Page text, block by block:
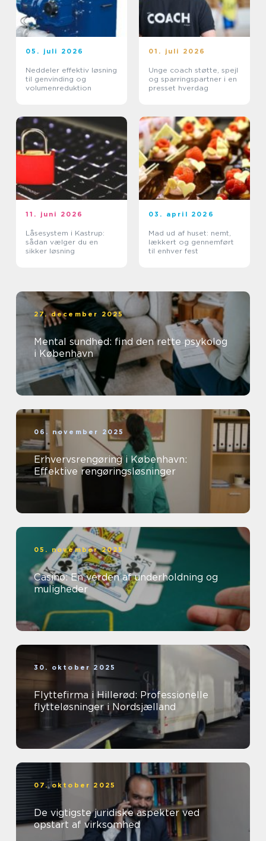
05. juli 2026
Neddeler effektiv løsning
til genvinding og
volumenreduktion
01. juli 2026
Unge coach støtte, spejl
og sparringspartner i en
presset hverdag
11. juni 2026
Låsesystem i Kastrup:
sådan vælger du en
sikker løsning
03. april 2026
Mad ud af huset: nemt,
lækkert og gennemført
til enhver fest
27. december 2025
Mental sundhed: find den rette psykolog
i København
06. november 2025
Erhvervsrengøring i København:
Effektive rengøringsløsninger
05. november 2025
Casino: En verden af underholdning og
muligheder
30. oktober 2025
Flyttefirma i Hillerød: Professionelle
flytteløsninger i Nordsjælland
07. oktober 2025
De vigtigste juridiske aspekter ved
opstart af virksomhed